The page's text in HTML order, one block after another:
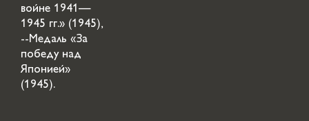
войне 1941—
1945 гг.» (1945),
--Медаль «За
победу над
Японией»
(1945).